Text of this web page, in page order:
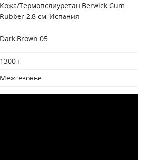
Кожа/Термополиуретан Berwick Gum
Rubber 2.8 см, Испания
Dark Brown 05
1300 г
Межсезонье